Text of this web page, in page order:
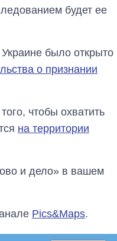
будет ее
было открыто
о признании
чтобы охватить
на территории
и дело» в вашем
Pics&Maps.